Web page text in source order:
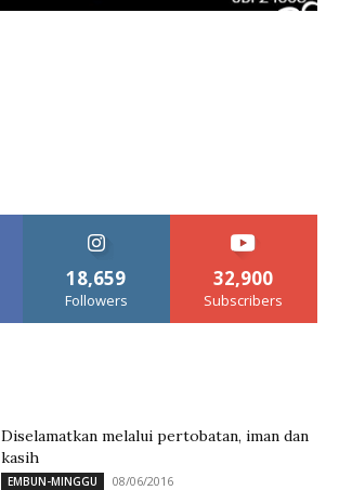
18,659
Followers
32,900
Subscribers
Diselamatkan melalui pertobatan, iman dan
kasih
EMBUN-MINGGU 08/06/2016